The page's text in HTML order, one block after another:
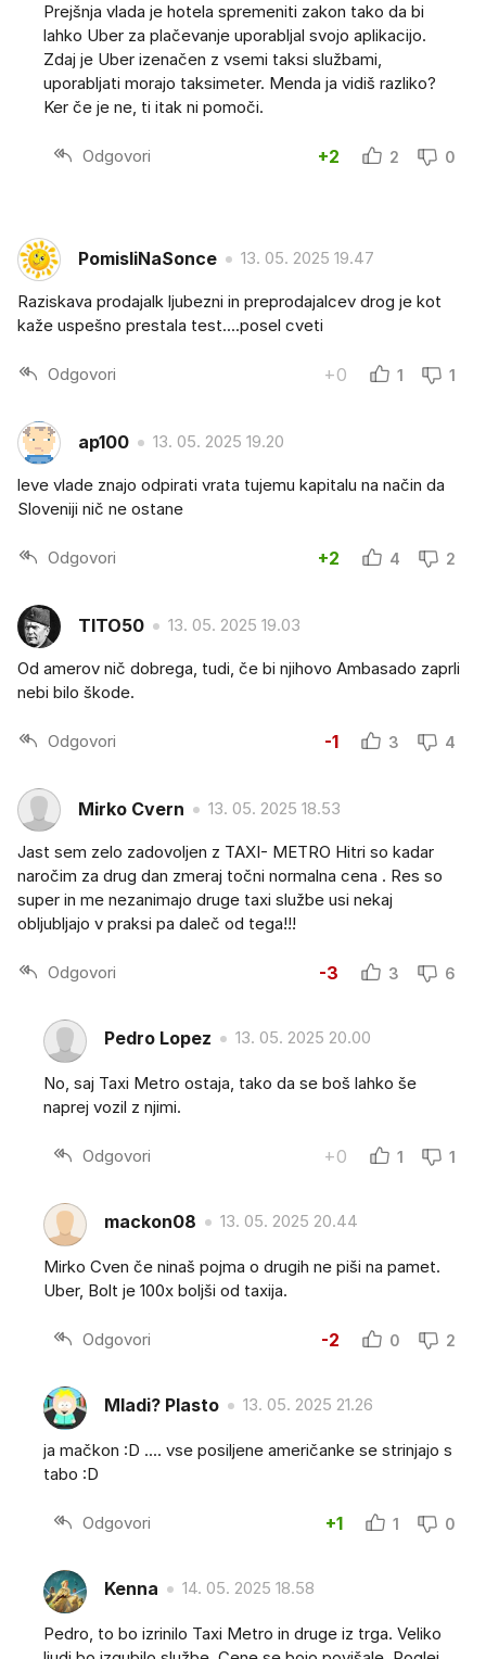
Prejšnja vlada je hotela spremeniti zakon tako da bi
lahko Uber za plačevanje uporabljal svojo aplikacijo.
Zdaj je Uber izenačen z vsemi taksi službami,
uporabljati morajo taksimeter. Menda ja vidiš razliko?
Ker če je ne, ti itak ni pomoči.
Odgovori +2 2 0
PomisliNaSonce 13. 05. 2025 19.47
Raziskava prodajalk ljubezni in preprodajalcev drog je kot
kaže uspešno prestala test....posel cveti
Odgovori +0 1 1
ap100 13. 05. 2025 19.20
leve vlade znajo odpirati vrata tujemu kapitalu na način da
Sloveniji nič ne ostane
Odgovori +2 4 2
TITO50 13. 05. 2025 19.03
Od amerov nič dobrega, tudi, če bi njihovo Ambasado zaprli
nebi bilo škode.
Odgovori -1 3 4
Mirko Cvern 13. 05. 2025 18.53
Jast sem zelo zadovoljen z TAXI- METRO Hitri so kadar
naročim za drug dan zmeraj točni normalna cena . Res so
super in me nezanimajo druge taxi službe usi nekaj
obljubljajo v praksi pa daleč od tega!!!
Odgovori -3 3 6
Pedro Lopez 13. 05. 2025 20.00
No, saj Taxi Metro ostaja, tako da se boš lahko še
naprej vozil z njimi.
Odgovori +0 1 1
mackon08 13. 05. 2025 20.44
Mirko Cven če ninaš pojma o drugih ne piši na pamet.
Uber, Bolt je 100x boljši od taxija.
Odgovori -2 0 2
Mladi? Plasto 13. 05. 2025 21.26
ja mačkon :D .... vse posiljene američanke se strinjajo s
tabo :D
Odgovori +1 1 0
Kenna 14. 05. 2025 18.58
Pedro, to bo izrinilo Taxi Metro in druge iz trga. Veliko